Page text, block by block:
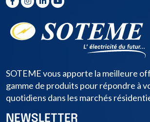
SOTEME vous apporte la meilleure
gamme de produits pour répondre à
quotidiens dans les marchés
NEWSLETTER